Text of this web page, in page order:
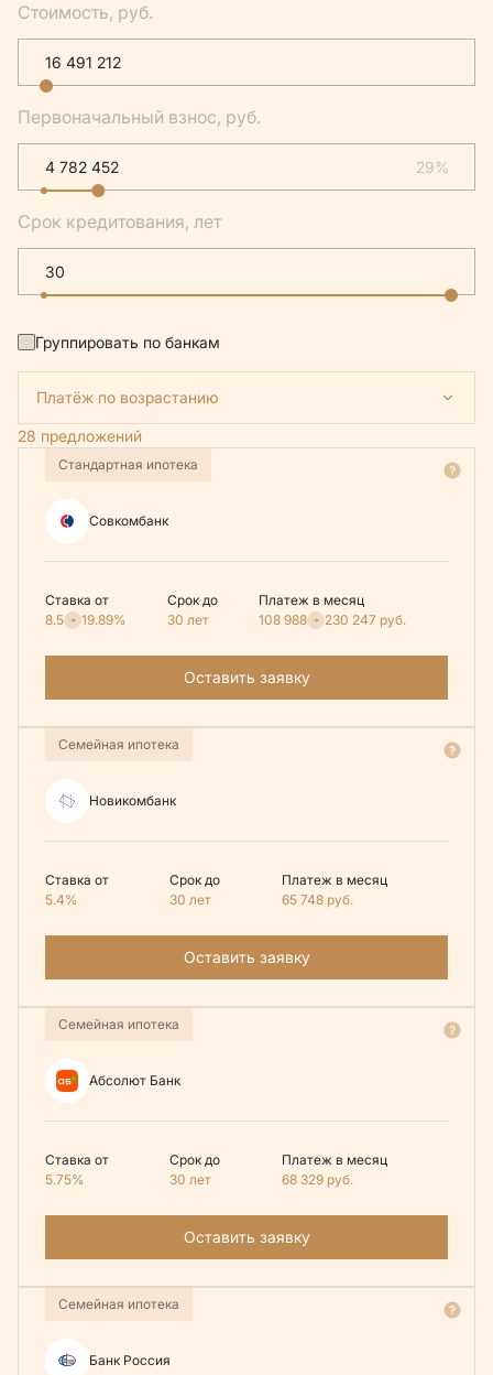
Стоимость, руб.
Первоначальный взнос, руб.
29%
Срок кредитования, лет
Группировать по банкам
Платёж по возрастанию
28 предложений
Стандартная ипотека
Совкомбанк
Ставка от
8.5
19.89%
Срок до
30 лет
Платеж в месяц
108 988
230 247 руб.
Оставить заявку
Семейная ипотека
Новикомбанк
Ставка от
5.4%
Срок до
30 лет
Платеж в месяц
65 748 руб.
Оставить заявку
Семейная ипотека
Абсолют Банк
Ставка от
5.75%
Срок до
30 лет
Платеж в месяц
68 329 руб.
Оставить заявку
Семейная ипотека
Банк Россия